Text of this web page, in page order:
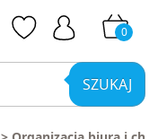
0
SZUKAJ